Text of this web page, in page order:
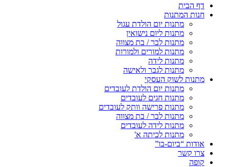
דף הבית
חנות המתנות
מתנות יום הולדת עגול
מתנות ליום נישואין
מתנות לבר / בת מצווה
מתנות למורים ולמורות
מתנות לידה
מתנות לגבר ולאישה
מתנות לשוק העסקי
מתנות יום הולדת לעובדים
מתנות חגים לעובדים
מתנות פרישה וותק לעובדים
מתנות לבר / בת מצווה
מתנות לידה לעובדים
מתנות לכיתה א'
אודות “ביום-בו”
צרו קשר
קופה